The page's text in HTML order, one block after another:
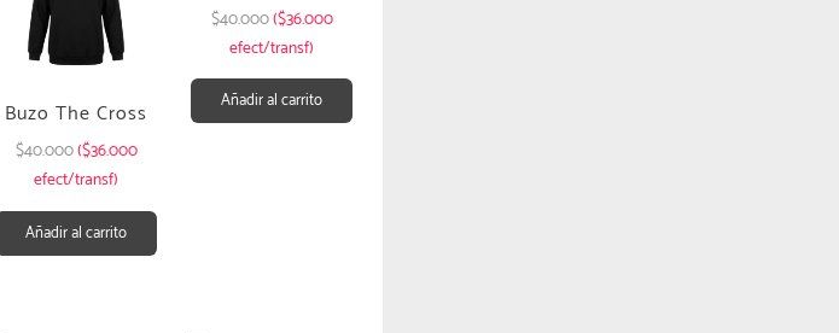
Buzo The Cross
$40.000($36.000
efect/transf)
Añadir al carrito
$40.000($36.000
efect/transf)
Añadir al carrito